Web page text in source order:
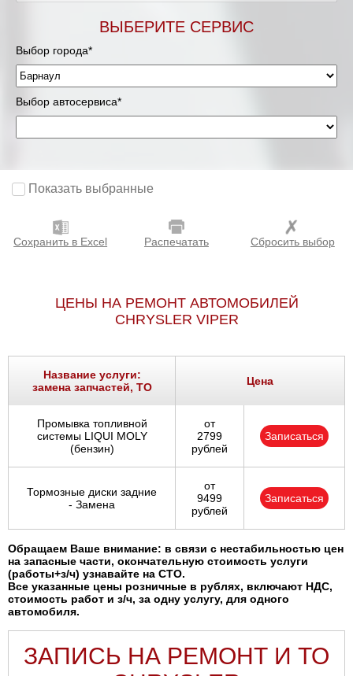
ВЫБЕРИТЕ СЕРВИС
Выбор города*
Выбор автосервиса*
Показать выбранные
Сохранить в Excel Распечатать Сбросить выбор
ЦЕНЫ НА РЕМОНТ АВТОМОБИЛЕЙ
CHRYSLER VIPER
Название услуги:
замена запчастей, ТО
Цена
Промывка топливной
системы LIQUI MOLY
(бензин)
от
2799
рублей
Записаться
Тормозные диски задние
- Замена
от
9499
рублей
Записаться
Обращаем Ваше внимание: в связи с нестабильностью цен
на запасные части, окончательную стоимость услуги
(работы+з/ч) узнавайте на СТО.
Все указанные цены розничные в рублях, включают НДС,
стоимость работ и з/ч, за одну услугу, для одного
автомобиля.
ЗАПИСЬ НА РЕМОНТ И ТО